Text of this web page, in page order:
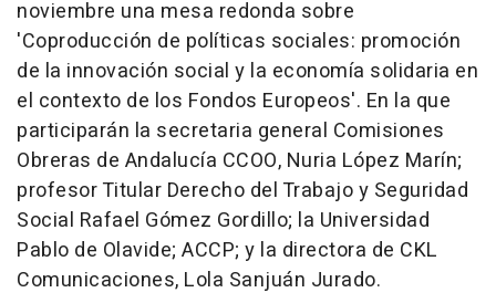
noviembre una mesa redonda sobre
'Coproducción de políticas sociales: promoción
de la innovación social y la economía solidaria en
el contexto de los Fondos Europeos'. En la que
participarán la secretaria general Comisiones
Obreras de Andalucía CCOO, Nuria López Marín;
profesor Titular Derecho del Trabajo y Seguridad
Social Rafael Gómez Gordillo; la Universidad
Pablo de Olavide; ACCP; y la directora de CKL
Comunicaciones, Lola Sanjuán Jurado.